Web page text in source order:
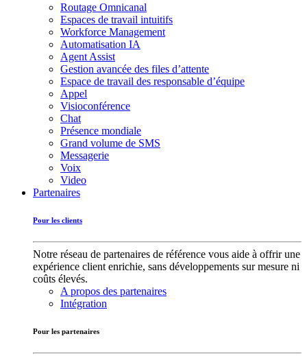
Routage Omnicanal
Espaces de travail intuitifs
Workforce Management
Automatisation IA
Agent Assist
Gestion avancée des files d’attente
Espace de travail des responsable d’équipe
Appel
Visioconférence
Chat
Présence mondiale
Grand volume de SMS
Messagerie
Voix
Video
Partenaires
Pour les clients
Notre réseau de partenaires de référence vous aide à offrir une
expérience client enrichie, sans développements sur mesure ni
coûts élevés.
A propos des partenaires
Intégration
Pour les partenaires